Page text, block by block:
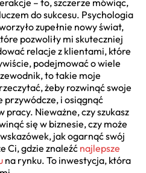
– to, szczerze mówiąc,
do sukcesu. Psychologia
zupełnie nowy świat,
pozwoliły mi skuteczniej
relacje z klientami, które
podejmować o wiele
to takie moje
żeby rozwinąć swoje
przywódcze, i osiągnąć
pracy. Nieważne, czy szukasz
się w biznesie, czy może
jak ogarnąć swój
Ci, gdzie znaleźć najlepsze
na rynku. To inwestycja, która